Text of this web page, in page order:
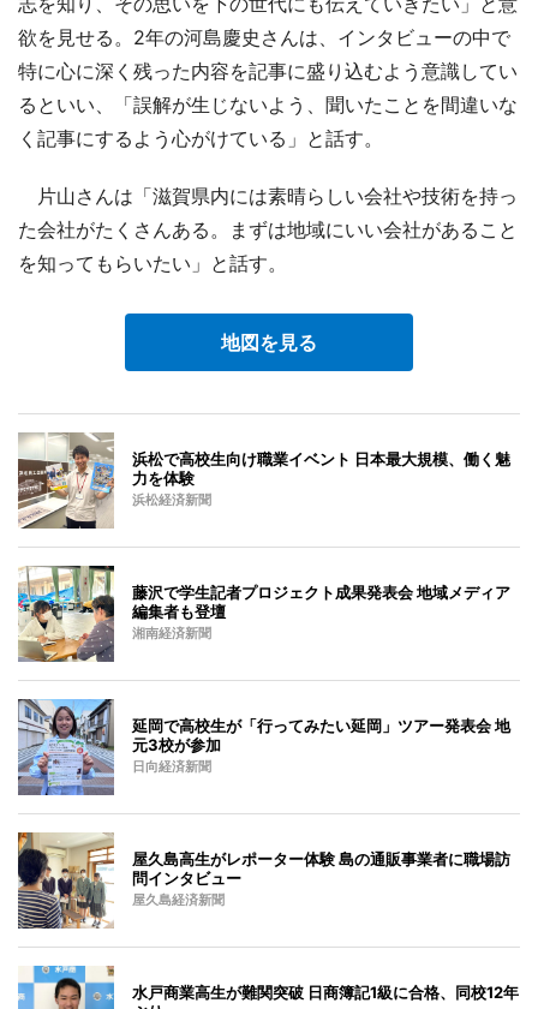
欲を見せる。2年の河島慶史さんは、インタビューの中で
特に心に深く残った内容を記事に盛り込むよう意識してい
るといい、「誤解が生じないよう、聞いたことを間違いな
く記事にするよう心がけている」と話す。
片山さんは「滋賀県内には素晴らしい会社や技術を持っ
た会社がたくさんある。まずは地域にいい会社があること
を知ってもらいたい」と話す。
地図を見る
浜松で高校生向け職業イベント 日本最大規模、働く魅
力を体験
浜松経済新聞
藤沢で学生記者プロジェクト成果発表会 地域メディア
編集者も登壇
湘南経済新聞
延岡で高校生が「行ってみたい延岡」ツアー発表会 地
元3校が参加
日向経済新聞
屋久島高生がレポーター体験 島の通販事業者に職場訪
問インタビュー
屋久島経済新聞
水戸商業高生が難関突破 日商簿記1級に合格、同校12年